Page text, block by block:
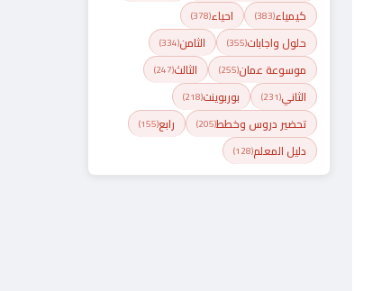
كيمياء(383) احياء(378)
حلول واجابات(355) الثامن(334)
موسوعة عمان(255) الثالث(247)
الثاني(231) بوربوينت(218)
تحضير دروس وخطط(205) رابع(155)
دليل المعلم(128)